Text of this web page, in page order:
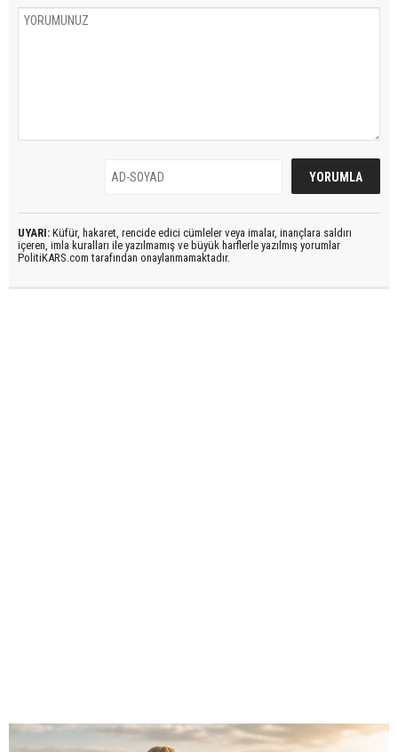
UYARI: Küfür, hakaret, rencide edici cümleler veya imalar, inançlara saldırı
içeren, imla kuralları ile yazılmamış ve büyük harflerle yazılmış yorumlar
PolitiKARS.com tarafından onaylanmamaktadır.